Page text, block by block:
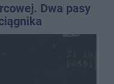
Dwa pasy